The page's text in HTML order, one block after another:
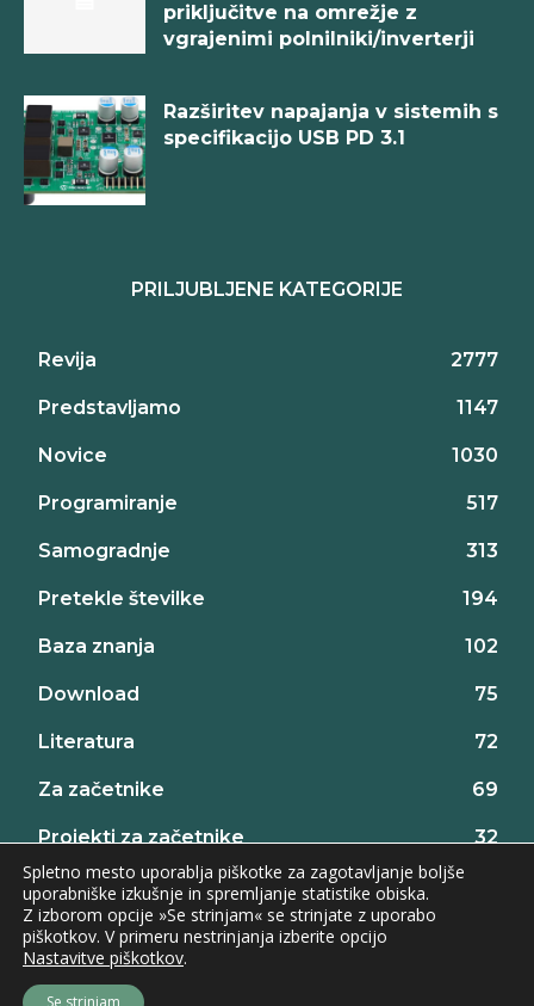
priključitve na omrežje z
vgrajenimi polnilniki/inverterji
Razširitev napajanja v sistemih s
specifikacijo USB PD 3.1
PRILJUBLJENE KATEGORIJE
Revija 2777
Predstavljamo 1147
Novice 1030
Programiranje 517
Samogradnje 313
Pretekle številke 194
Baza znanja 102
Download 75
Literatura 72
Za začetnike 69
Projekti za začetnike 32
©2026 AX elektronika d.o.o., vse pravice pridržane. | web:
Spletno mesto uporablja piškotke za zagotavljanje boljše
uporabniške izkušnje in spremljanje statistike obiska.
Z izborom opcije »Se strinjam« se strinjate z uporabo
piškotkov. V primeru nestrinjanja izberite opcijo
Nastavitve piškotkov.
Se strinjam